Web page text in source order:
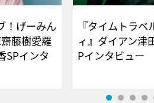
！げーみん
藤樹愛羅
SPインタ
『タイムトラベ
ィ』ダイアン津
Pインタビ